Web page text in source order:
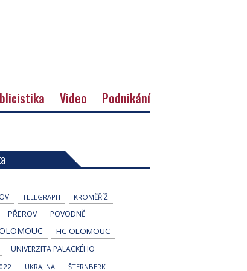
Video Podnikání
TELEGRAPH
KROMĚŘÍŽ
PŘEROV POVODNĚ
HC OLOMOUC
UNIVERZITA PALACKÉHO
UKRAJINA ŠTERNBERK